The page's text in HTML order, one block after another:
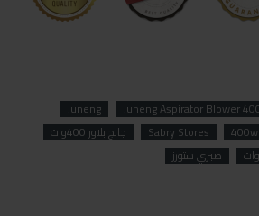
Juneng Aspirator Blower
Juneng
400w
Sabry Stores
جانج بلاور 400وات
وات صبري ستورز